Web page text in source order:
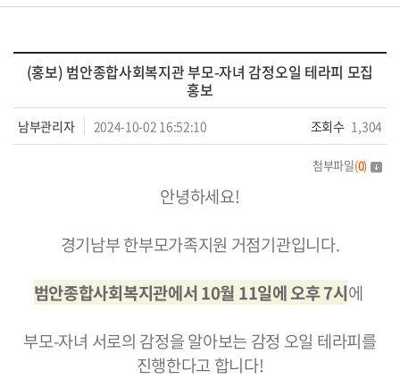
(홍보) 범안종합사회복지관 부모-자녀 감정오일 테라피 모집
홍보
남부관리자 2024-10-02 16:52:10 조회수 1,304
첨부파일(0)
안녕하세요!
경기남부 한부모가족지원 거점기관입니다.
범안종합사회복지관에서 10월 11일에 오후 7시에
부모-자녀 서로의 감정을 알아보는 감정 오일 테라피를
진행한다고 합니다!